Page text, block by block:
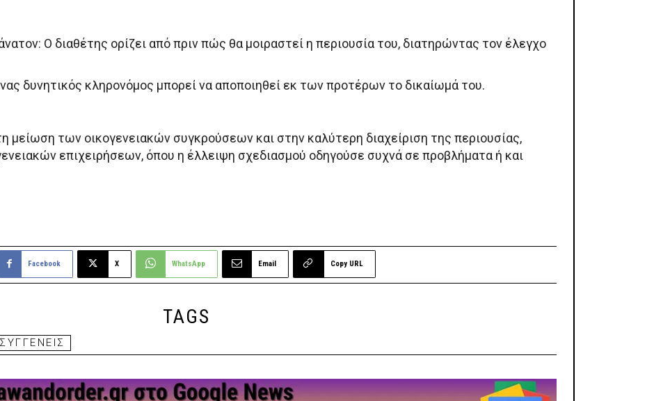
Ο διαθέτης ορίζει από πριν πώς θα μοιραστεί η περιουσία του, διατηρώντας τον έλεγχο
δυνητικός κληρονόμος μπορεί να αποποιηθεί εκ των προτέρων το δικαίωμά του.
μείωση των οικογενειακών συγκρούσεων και στην καλύτερη διαχείριση της περιουσίας,
επιχειρήσεων, όπου η έλλειψη σχεδιασμού οδηγούσε συχνά σε προβλήματα ή και
Facebook X WhatsApp Email Copy URL
TAGS
ΣΥΓΓΕΝΕΙΣ